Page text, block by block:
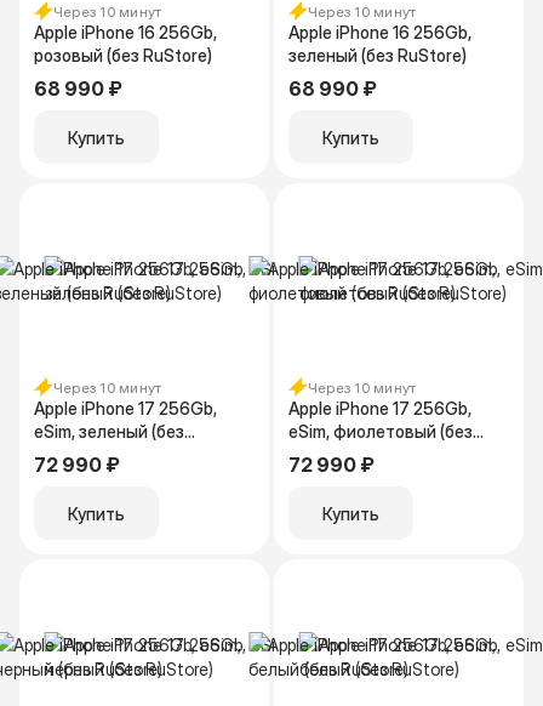
Через 10 минут
Apple iPhone 16 256Gb,
розовый (без RuStore)
68 990 ₽
Купить
Через 10 минут
Apple iPhone 16 256Gb,
зеленый (без RuStore)
68 990 ₽
Купить
Через 10 минут
Apple iPhone 17 256Gb,
eSim, зеленый (без
RuStore)
72 990 ₽
Купить
Через 10 минут
Apple iPhone 17 256Gb,
eSim, фиолетовый (без
RuStore)
72 990 ₽
Купить